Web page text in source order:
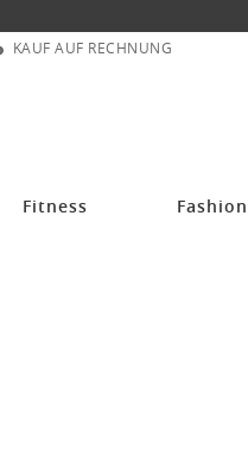
KAUF AUF RECHNUNG
Fitness Fashion